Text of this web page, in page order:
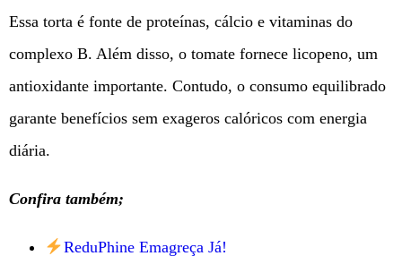
Essa torta é fonte de proteínas, cálcio e vitaminas do
complexo B. Além disso, o tomate fornece licopeno, um
antioxidante importante. Contudo, o consumo equilibrado
garante benefícios sem exageros calóricos com energia
diária.
Confira também;
ReduPhine Emagreça Já!